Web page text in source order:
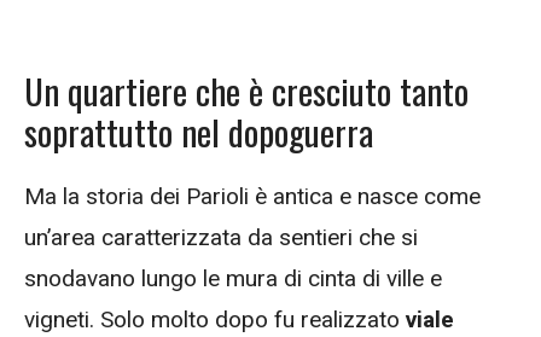
Un quartiere che è cresciuto tanto
soprattutto nel dopoguerra
Ma la storia dei Parioli è antica e nasce come
un’area caratterizzata da sentieri che si
snodavano lungo le mura di cinta di ville e
vigneti. Solo molto dopo fu realizzato viale